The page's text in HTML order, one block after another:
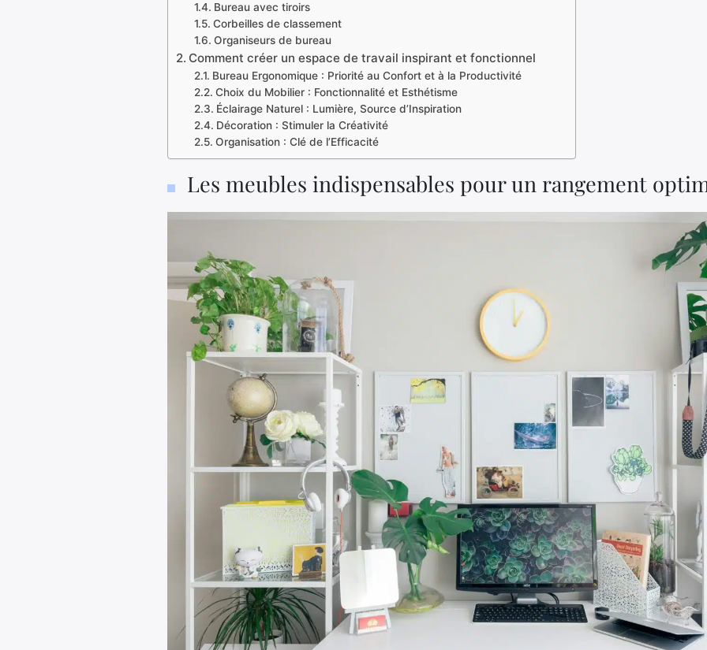
Bureau avec tiroirs
Corbeilles de classement
Organiseurs de bureau
Comment créer un espace de travail inspirant et fonctionnel
Bureau Ergonomique : Priorité au Confort et à la Productivité
Choix du Mobilier : Fonctionnalité et Esthétisme
Éclairage Naturel : Lumière, Source d’Inspiration
Décoration : Stimuler la Créativité
Organisation : Clé de l’Efficacité
Les meubles indispensables pour un rangement